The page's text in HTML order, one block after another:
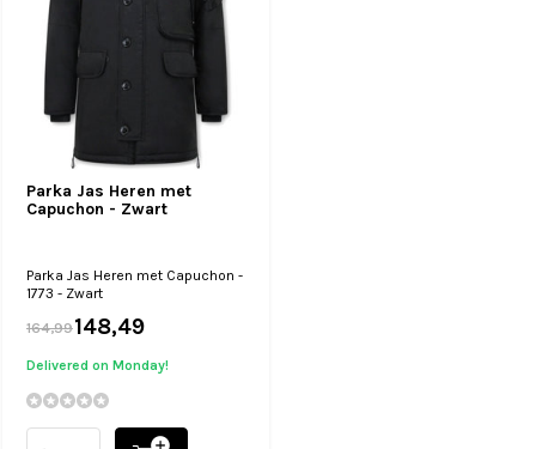
Parka Jas Heren met
Capuchon - Zwart
Parka Jas Heren met Capuchon -
1773 - Zwart
164,99148,49
Delivered on Monday!